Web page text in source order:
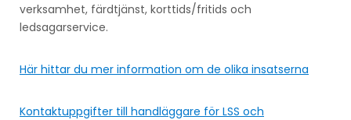
verksamhet, färdtjänst, korttids/fritids och
ledsagarservice.
Här hittar du mer information om de olika insatserna
Kontaktuppgifter till handläggare för LSS och